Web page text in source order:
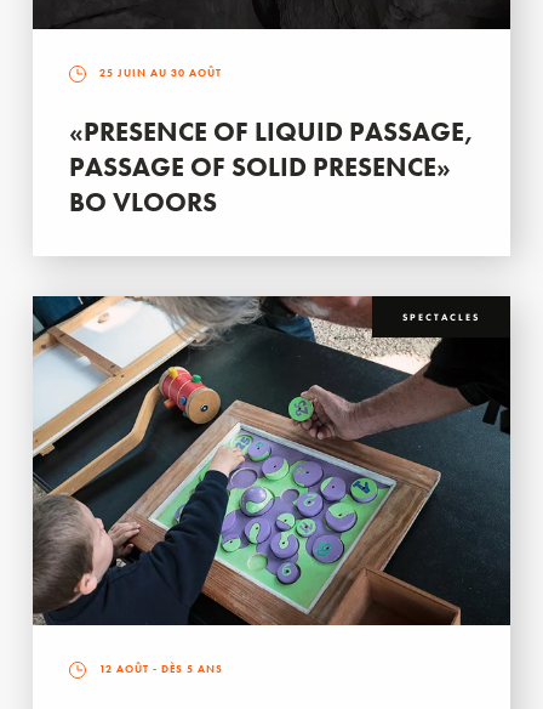
25 JUIN AU 30 AOÛT
«PRESENCE OF LIQUID PASSAGE,
PASSAGE OF SOLID PRESENCE»
BO VLOORS
SPECTACLES
12 AOÛT - DÈS 5 ANS